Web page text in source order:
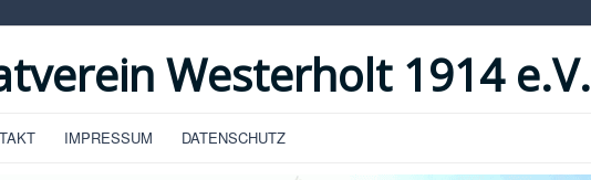
Westerholt 1914 e.V.
IMPRESSUM DATENSCHUTZ